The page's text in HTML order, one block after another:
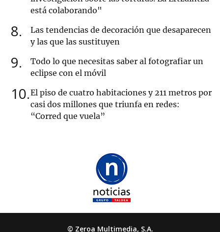
está colaborando"
8
Las tendencias de decoración que desaparecen
y las que las sustituyen
9
Todo lo que necesitas saber al fotografiar un
eclipse con el móvil
10 El piso de cuatro habitaciones y 211 metros por
casi dos millones que triunfa en redes:
“Corred que vuela”
© Zeroa Multimedia, S.A.